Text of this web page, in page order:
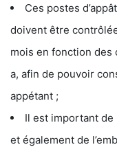
Ces postes
doivent être
mois en fonction des
a, afin de pouvoir
appétant ;
Il est important de
et également de